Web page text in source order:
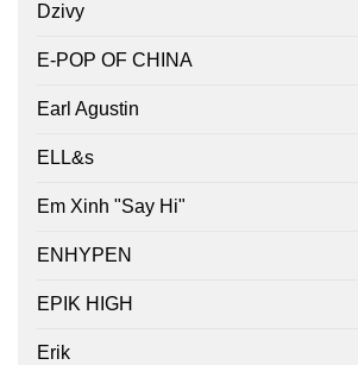
Dzivy
E-POP OF CHINA
Earl Agustin
ELL&s
Em Xinh "Say Hi"
ENHYPEN
EPIK HIGH
Erik